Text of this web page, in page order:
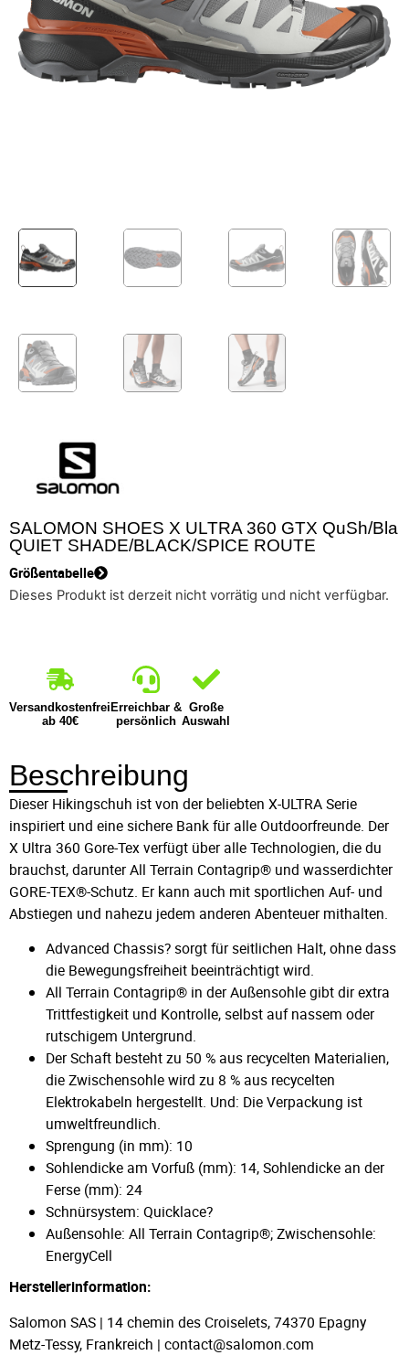
SALOMON SHOES X ULTRA 360 GTX QuSh/Bla
QUIET SHADE/BLACK/SPICE ROUTE
Größentabelle
Dieses Produkt ist derzeit nicht vorrätig und nicht verfügbar.
Versandkostenfrei
ab 40€
Erreichbar &
persönlich
Große
Auswahl
Beschreibung
Dieser Hikingschuh ist von der beliebten X-ULTRA Serie
inspiriert und eine sichere Bank für alle Outdoorfreunde. Der
X Ultra 360 Gore-Tex verfügt über alle Technologien, die du
brauchst, darunter All Terrain Contagrip® und wasserdichter
GORE-TEX®-Schutz. Er kann auch mit sportlichen Auf- und
Abstiegen und nahezu jedem anderen Abenteuer mithalten.
Advanced Chassis? sorgt für seitlichen Halt, ohne dass
die Bewegungsfreiheit beeinträchtigt wird.
All Terrain Contagrip® in der Außensohle gibt dir extra
Trittfestigkeit und Kontrolle, selbst auf nassem oder
rutschigem Untergrund.
Der Schaft besteht zu 50 % aus recycelten Materialien,
die Zwischensohle wird zu 8 % aus recycelten
Elektrokabeln hergestellt. Und: Die Verpackung ist
umweltfreundlich.
Sprengung (in mm): 10
Sohlendicke am Vorfuß (mm): 14, Sohlendicke an der
Ferse (mm): 24
Schnürsystem: Quicklace?
Außensohle: All Terrain Contagrip®; Zwischensohle:
EnergyCell
Herstellerinformation:
Salomon SAS | 14 chemin des Croiselets, 74370 Epagny
Metz-Tessy, Frankreich | contact@salomon.com